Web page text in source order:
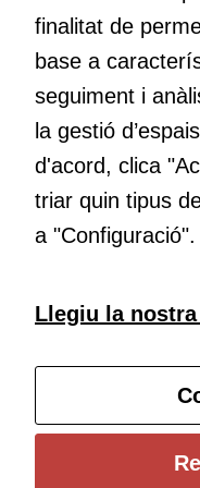
Educació
transformació. Volem
metodologies docents
dinàmics.
Subscriu-te al
finalitat de
base a
seguiment i
la gestió
d'acord, clica
triar quin tipus
a "Configuració".
Llegiu la